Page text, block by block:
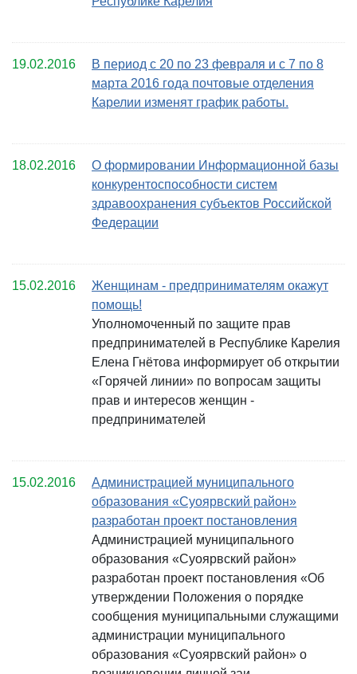
19.02.2016
В период с 20 по 23 февраля и с 7 по 8
марта 2016 года почтовые отделения
Карелии изменят график работы.
18.02.2016
О формировании Информационной базы
конкурентоспособности систем
здравоохранения субъектов Российской
Федерации
15.02.2016
Женщинам - предпринимателям окажут
помощь!
Уполномоченный по защите прав
предпринимателей в Республике Карелия
Елена Гнётова информирует об открытии
«Горячей линии» по вопросам защиты
прав и интересов женщин -
предпринимателей
15.02.2016
Администрацией муниципального
образования «Суоярвский район»
разработан проект постановления
Администрацией муниципального
образования «Суоярвский район»
разработан проект постановления «Об
утверждении Положения о порядке
сообщения муниципальными служащими
администрации муниципального
образования «Суоярвский район» о